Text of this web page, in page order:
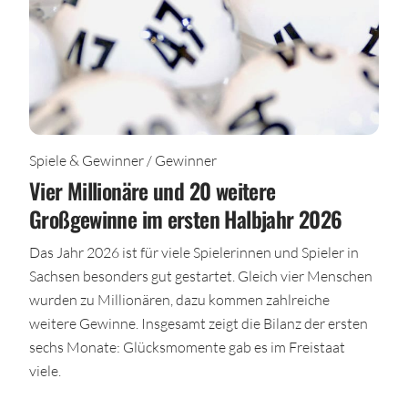
Spiele & Gewinner / Gewinner
Vier Millionäre und 20 weitere
Großgewinne im ersten Halbjahr 2026
Das Jahr 2026 ist für viele Spielerinnen und Spieler in
Sachsen besonders gut gestartet. Gleich vier Menschen
wurden zu Millionären, dazu kommen zahlreiche
weitere Gewinne. Insgesamt zeigt die Bilanz der ersten
sechs Monate: Glücksmomente gab es im Freistaat
viele.